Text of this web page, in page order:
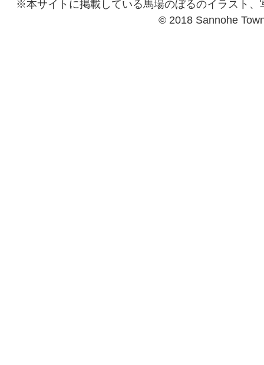
※本サイトに掲載している馬場のぼるのイラスト
© 2018 Sannohe